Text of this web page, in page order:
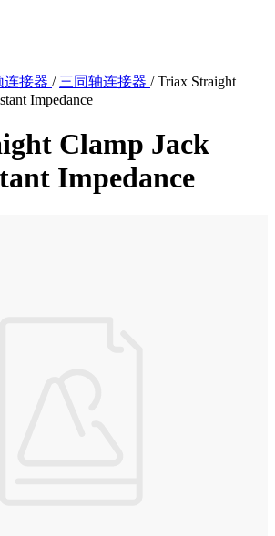
连接器 / 三同轴连接器 / Triax Straight
Impedance
Clamp Jack
Impedance